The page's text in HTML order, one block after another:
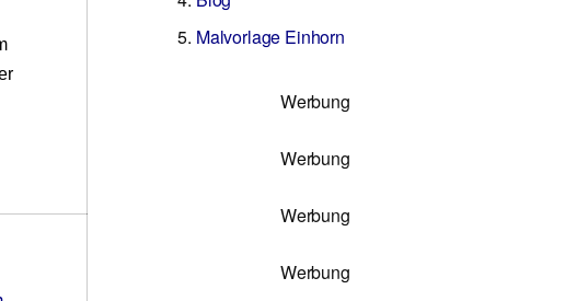
Malvorlage Einhorn
Werbung
Werbung
Werbung
Werbung